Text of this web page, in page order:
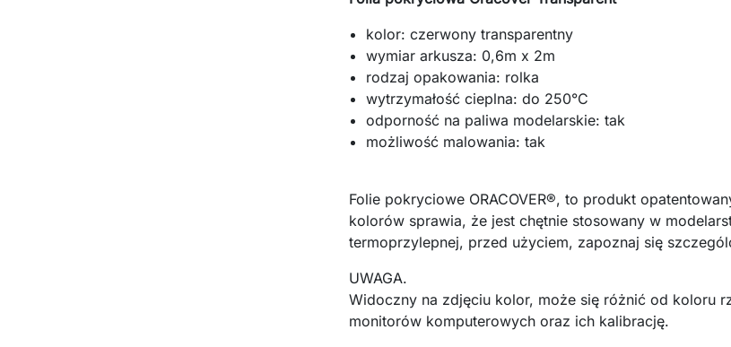
kolor: czerwony transparentny
wymiar arkusza: 0,6m x 2m
rodzaj opakowania: rolka
wytrzymałość cieplna: do 250°C
odporność na paliwa modelarskie: tak
możliwość malowania: tak
Folie pokryciowe ORACOVER®, to produkt
kolorów sprawia, że jest chętnie stosowany w
termoprzylepnej, przed użyciem, zapoznaj się
UWAGA.
Widoczny na zdjęciu kolor, może się różnić od koloru
monitorów komputerowych oraz ich kalibrację.